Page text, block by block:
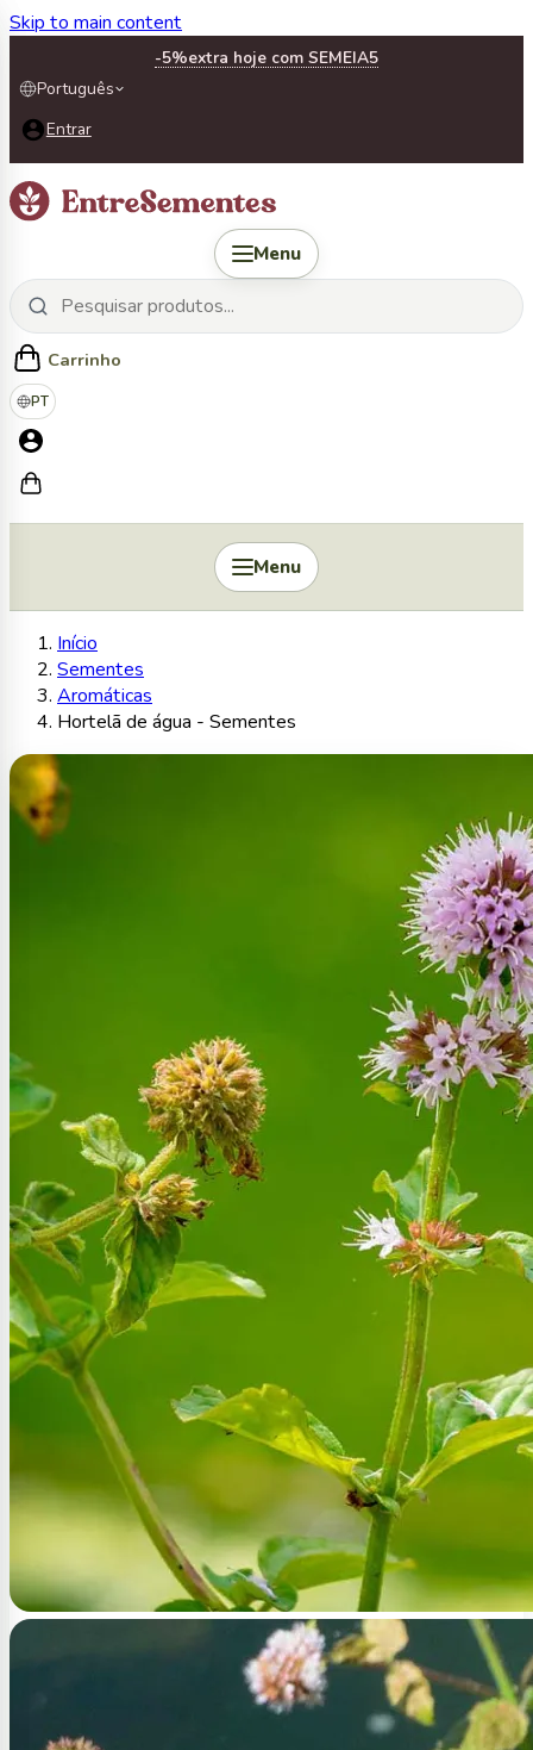
Skip to main content
-5%extra hoje com SEMEIA5
Português
Entrar
Menu
Carrinho
PT
Menu
Início
Sementes
Aromáticas
Hortelã de água - Sementes